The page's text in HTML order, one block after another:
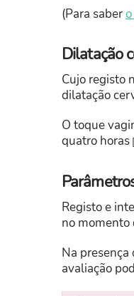
(Para saber
Dilatação
Cujo registo
dilatação
O toque
quatro horas
Registo e
no momento
Na presença
avaliação